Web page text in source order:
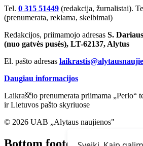
Tel. 0 315 51449 (redakcija, žurnalistai).
(prenumerata, reklama, skelbimai)
Redakcijos, priimamojo adresas S.
(nuo gatvės pusės), LT-62137, Alytus
El. pašto adresas
Daugiau informacijos
Laikraščio prenumerata priimama „Perlo“
ir Lietuvos pašto skyriuose
© 2026 UAB „Alytaus naujienos"